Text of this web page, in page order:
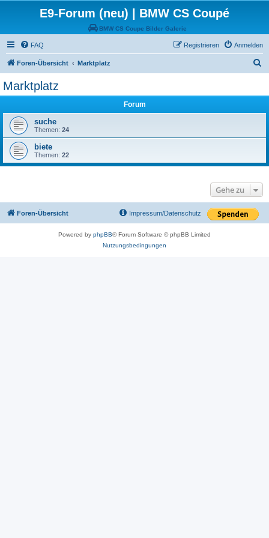
E9-Forum (neu) | BMW CS Coupé
BMW CS Coupe Bilder Galerie
FAQ Anmelden
Registrieren
Foren-Übersicht Marktplatz
Marktplatz
Forum
suche
Themen: 24
biete
Themen: 22
Gehe zu
Foren-Übersicht Impressum/Datenschutz
Powered by phpBB® Forum Software © phpBB Limited
Nutzungsbedingungen